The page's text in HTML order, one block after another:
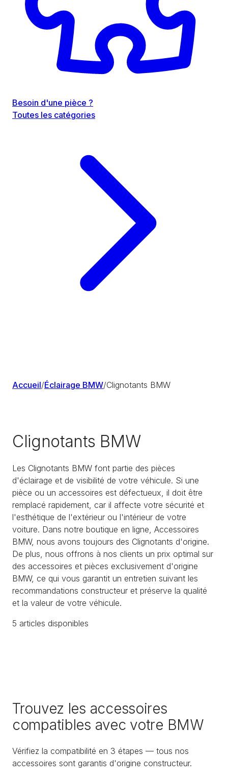
Besoin d'une pièce ?
Toutes les catégories
Accueil/Éclairage BMW/Clignotants BMW
Clignotants BMW
Les Clignotants BMW font partie des pièces
d'éclairage et de visibilité de votre véhicule. Si une
pièce ou un accessoires est défectueux, il doit être
remplacé rapidement, car il affecte votre sécurité et
l'esthétique de l'extérieur ou l'intérieur de votre
voiture. Dans notre boutique en ligne, Accessoires
BMW, nous avons toujours des Clignotants d'origine.
De plus, nous offrons à nos clients un prix optimal sur
des accessoires et pièces exclusivement d'origine
BMW, ce qui vous garantit un entretien suivant les
recommandations constructeur et préserve la qualité
et la valeur de votre véhicule.
5 articles disponibles
Trouvez les accessoires
compatibles avec votre BMW
Vérifiez la compatibilité en 3 étapes — tous nos
accessoires sont garantis d'origine constructeur.